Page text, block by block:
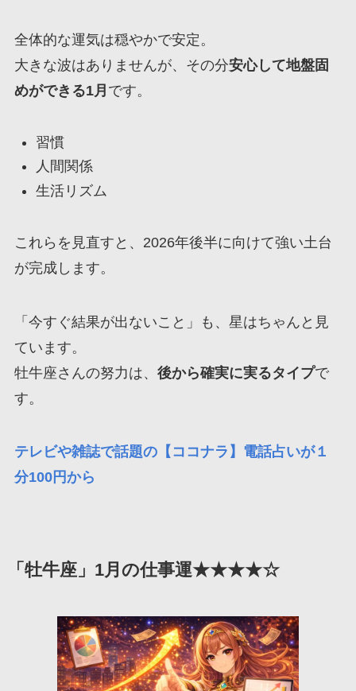
全体的な運気は穏やかで安定。
大きな波はありませんが、その分安心して地盤固
めができる1月 です。
習慣
人間関係
生活リズム
これらを見直すと、2026年後半に向けて強い土台
が完成します。
「今すぐ結果が出ないこと」も、星はちゃんと見
ています。
牡牛座さんの努力は、 後から確実に実るタイプで
す。
テレビや雑誌で話題の【ココナラ】電話占いが１
分100円から
「牡牛座」1月の仕事運★★★★☆